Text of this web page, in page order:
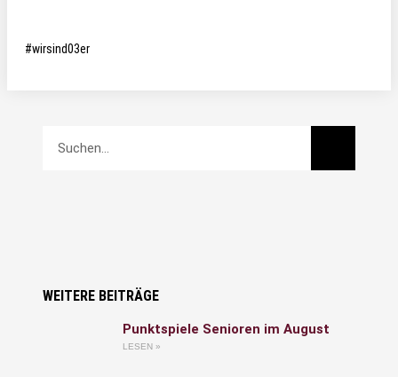
#wirsind03er
WEITERE BEITRÄGE
Punktspiele Senioren im August
LESEN »